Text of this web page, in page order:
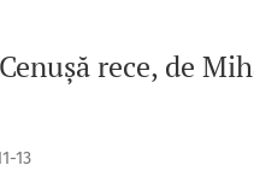
rece, de
13